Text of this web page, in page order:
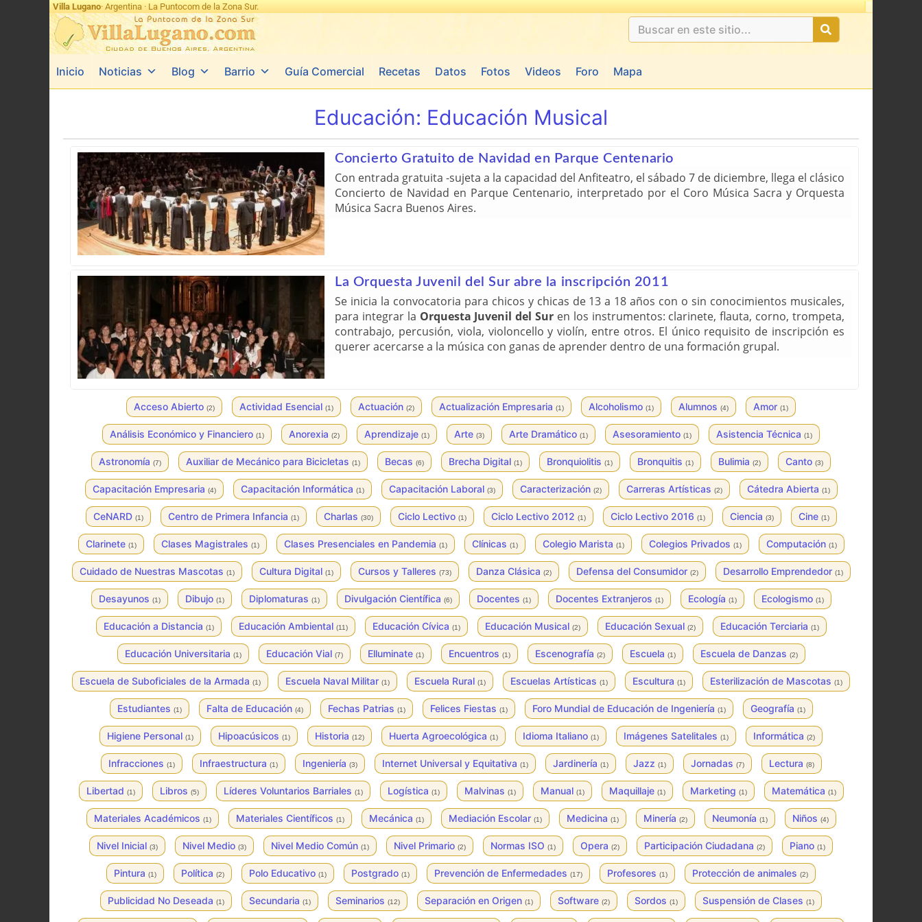
Villa Lugano· Argentina · La Puntocom de la Zona Sur.
Inicio Noticias Blog Barrio Guía Comercial Recetas Datos Fotos Videos Foro Mapa
Educación: Educación Musical
Concierto Gratuito de Navidad en Parque Centenario
Con entrada gratuita -sujeta a la capacidad del Anfiteatro, el sábado 7 de diciembre, llega el clásico
Concierto de Navidad en Parque Centenario, interpretado por el Coro Música Sacra y Orquesta
Música Sacra Buenos Aires.
La Orquesta Juvenil del Sur abre la inscripción 2011
Se inicia la convocatoria para chicos y chicas de 13 a 18 años con o sin conocimientos musicales,
para integrar la Orquesta Juvenil del Sur en los instrumentos: clarinete, flauta, corno, trompeta,
contrabajo, percusión, viola, violoncello y violín, entre otros. El único requisito de inscripción es
querer acercarse a la música con ganas de aprender dentro de una formación grupal.
Acceso Abierto (2) Actividad Esencial (1) Actuación (2) Actualización Empresaria (1) Alcoholismo (1) Alumnos (4) Amor (1)
Análisis Económico y Financiero (1) Anorexia (2) Aprendizaje (1) Arte (3) Arte Dramático (1) Asesoramiento (1) Asistencia Técnica (1)
Astronomía (7) Auxiliar de Mecánico para Bicicletas (1) Becas (6) Brecha Digital (1) Bronquiolitis (1) Bronquitis (1) Bulimia (2) Canto (3)
Capacitación Empresaria (4) Capacitación Informática (1) Capacitación Laboral (3) Caracterización (2) Carreras Artísticas (2) Cátedra Abierta (1)
CeNARD (1) Centro de Primera Infancia (1) Charlas (30) Ciclo Lectivo (1) Ciclo Lectivo 2012 (1) Ciclo Lectivo 2016 (1) Ciencia (3) Cine (1)
Clarinete (1) Clases Magistrales (1) Clases Presenciales en Pandemia (1) Clínicas (1) Colegio Marista (1) Colegios Privados (1) Computación (1)
Cuidado de Nuestras Mascotas (1) Cultura Digital (1) Cursos y Talleres (73) Danza Clásica (2) Defensa del Consumidor (2) Desarrollo Emprendedor (1)
Desayunos (1) Dibujo (1) Diplomaturas (1) Divulgación Científica (6) Docentes (1) Docentes Extranjeros (1) Ecología (1) Ecologismo (1)
Educación a Distancia (1) Educación Ambiental (11) Educación Cívica (1) Educación Musical (2) Educación Sexual (2) Educación Terciaria (1)
Educación Universitaria (1) Educación Vial (7) Elluminate (1) Encuentros (1) Escenografía (2) Escuela (1) Escuela de Danzas (2)
Escuela de Suboficiales de la Armada (1) Escuela Naval Militar (1) Escuela Rural (1) Escuelas Artísticas (1) Escultura (1) Esterilización de Mascotas (1)
Estudiantes (1) Falta de Educación (4) Fechas Patrias (1) Felices Fiestas (1) Foro Mundial de Educación de Ingeniería (1) Geografía (1)
Higiene Personal (1) Hipoacúsicos (1) Historia (12) Huerta Agroecológica (1) Idioma Italiano (1) Imágenes Satelitales (1) Informática (2)
Infracciones (1) Infraestructura (1) Ingeniería (3) Internet Universal y Equitativa (1) Jardinería (1) Jazz (1) Jornadas (7) Lectura (8)
Libertad (1) Libros (5) Líderes Voluntarios Barriales (1) Logística (1) Malvinas (1) Manual (1) Maquillaje (1) Marketing (1) Matemática (1)
Materiales Académicos (1) Materiales Científicos (1) Mecánica (1) Mediación Escolar (1) Medicina (1) Minería (2) Neumonía (1) Niños (4)
Nivel Inicial (3) Nivel Medio (3) Nivel Medio Común (1) Nivel Primario (2) Normas ISO (1) Opera (2) Participación Ciudadana (2) Piano (1)
Pintura (1) Política (2) Polo Educativo (1) Postgrado (1) Prevención de Enfermedades (17) Profesores (1) Protección de animales (2)
Publicidad No Deseada (1) Secundaria (1) Seminarios (12) Separación en Origen (1) Software (2) Sordos (1) Suspensión de Clases (1)